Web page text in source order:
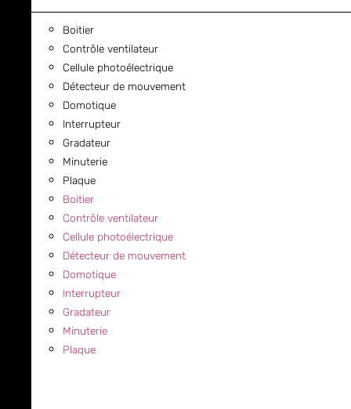
Boitier
Contrôle ventilateur
Cellule photoélectrique
Détecteur de mouvement
Domotique
Interrupteur
Gradateur
Minuterie
Plaque
Boitier
Contrôle ventilateur
Cellule photoélectrique
Détecteur de mouvement
Domotique
Interrupteur
Gradateur
Minuterie
Plaque